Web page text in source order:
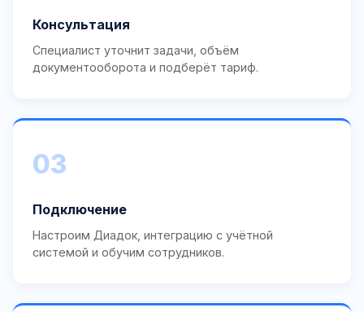
Консультация
Специалист уточнит задачи, объём
документооборота и подберёт тариф.
03
Подключение
Настроим Диадок, интеграцию с учётной
системой и обучим сотрудников.